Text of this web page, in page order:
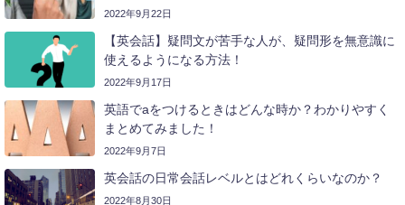
2022年9月22日
【英会話】疑問文が苦手な人が、疑問形を無意識に
使えるようになる方法！
2022年9月17日
英語でaをつけるときはどんな時か？わかりやすく
まとめてみました！
2022年9月7日
英会話の日常会話レベルとはどれくらいなのか？
2022年8月30日